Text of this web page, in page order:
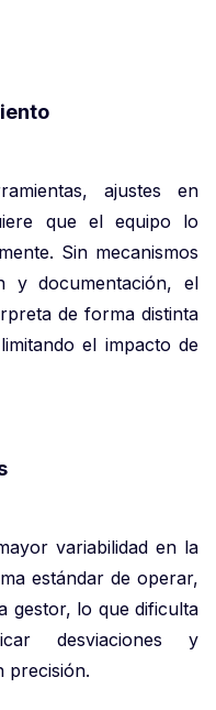
ajustes en
que el equipo lo
Sin mecanismos
y documentación, el
de forma distinta
el impacto de
variabilidad en la
estándar de operar,
gestor, lo que dificulta
desviaciones y
precisión.